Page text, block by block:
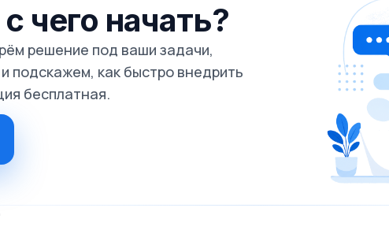
чего начать?
решение под ваши задачи,
подскажем, как быстро внедрить
бесплатная.